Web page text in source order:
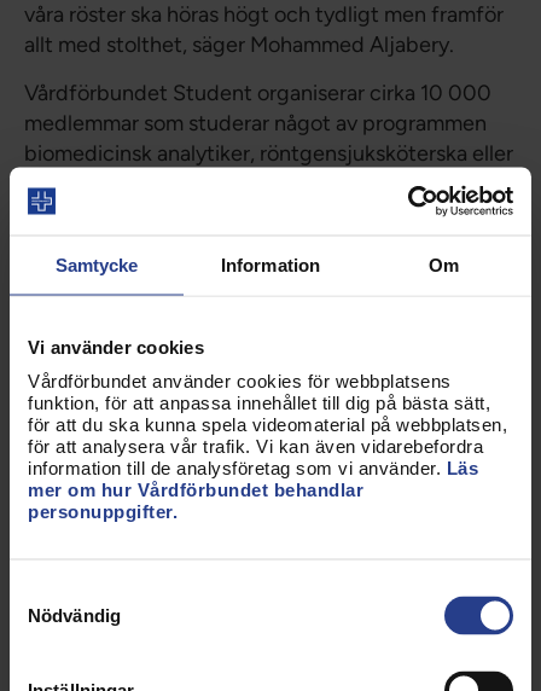
Samtycke Information Om
Vi använder cookies
Vårdförbundet använder cookies för webbplatsens
funktion, för att anpassa innehållet till dig på bästa sätt,
för att du ska kunna spela videomaterial på webbplatsen,
för att analysera vår trafik. Vi kan även vidarebefordra
information till de analysföretag som vi använder. Läs
mer om hur Vårdförbundet behandlar
personuppgifter.
Nödvändig
våra röster ska höras högt och tydligt men framför
allt med stolthet, säger Mohammed Aljabery.
Vårdförbundet Student organiserar cirka 10 000
medlemmar som studerar något av programmen
biomedicinsk analytiker, röntgensjuksköterska eller
sjuksköterska. Ordföranden väljs för två år och
övriga i styrelsen för uppdrag på ett år.
Vårdförbundet Student, som är en del av
Vårdförbundet, driver frågor gällande studierna,
yrket i sig. Studentstyrelsen delar bland annat ut
pris till den handledare som utmärker sig extra
positivt under studenternas VFU – eftersom en bra
handledare inspirerar studenter i sitt framtida yrke.
Mer om Årets Studenthandledare finns att läsa här.
röntgensjuksköterskeutbildning, Örebro
Vice Ordförande: